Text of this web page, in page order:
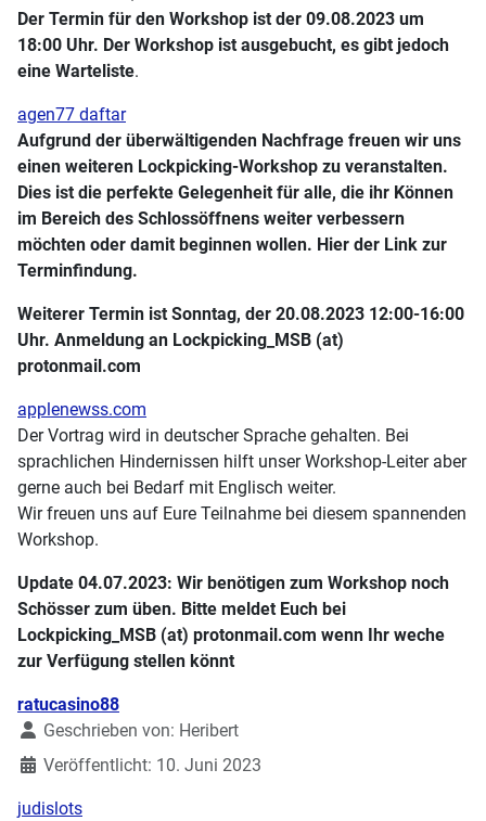
Der Termin für den Workshop ist der 09.08.2023 um
18:00 Uhr. Der Workshop ist ausgebucht, es gibt jedoch
eine Warteliste.
agen77 daftar
Aufgrund der überwältigenden Nachfrage freuen wir uns
einen weiteren Lockpicking-Workshop zu veranstalten.
Dies ist die perfekte Gelegenheit für alle, die ihr Können
im Bereich des Schlossöffnens weiter verbessern
möchten oder damit beginnen wollen. Hier der Link zur
Terminfindung.
Weiterer Termin ist Sonntag, der 20.08.2023 12:00-16:00
Uhr. Anmeldung an Lockpicking_MSB (at)
protonmail.com
applenewss.com
Der Vortrag wird in deutscher Sprache gehalten. Bei
sprachlichen Hindernissen hilft unser Workshop-Leiter aber
gerne auch bei Bedarf mit Englisch weiter.
Wir freuen uns auf Eure Teilnahme bei diesem spannenden
Workshop.
Update 04.07.2023: Wir benötigen zum Workshop noch
Schösser zum üben. Bitte meldet Euch bei
Lockpicking_MSB (at) protonmail.com wenn Ihr weche
zur Verfügung stellen könnt
Details
ratucasino88
Geschrieben von: Heribert
Veröffentlicht: 10. Juni 2023
judislots